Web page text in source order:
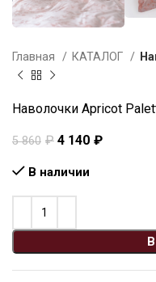
Главная КАТАЛОГ
Наволочки Apricot
5 860 ₽ 4 140 ₽
В наличии